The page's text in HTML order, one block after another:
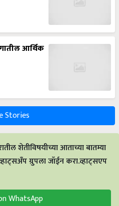
आर्थिक
Stories
शेतीविषयीच्या आताच्या बातम्या
ग्रुपला जॉईन करा.व्हाट्सएप
WhatsApp